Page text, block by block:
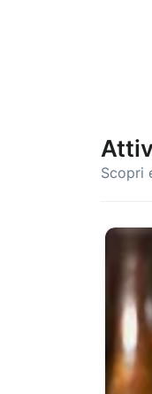
Scopri